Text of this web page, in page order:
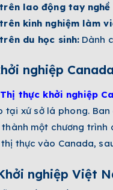
lao động tay nghề
kinh nghiệm làm
du học sinh: Dành
nghiệp
Thị thực khởi nghiệp
tại xứ sở lá phong.
một chương trình
thực vào Canada,
nghiệp Việt